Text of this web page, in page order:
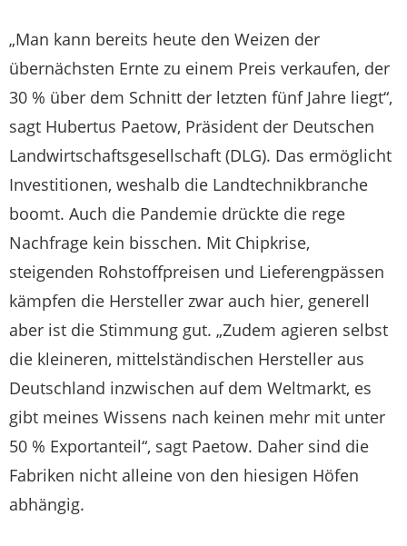
„Man kann bereits heute den Weizen der
übernächsten Ernte zu einem Preis verkaufen, der
30 % über dem Schnitt der letzten fünf Jahre liegt“,
sagt Hubertus Paetow, Präsident der Deutschen
Landwirtschaftsgesellschaft (DLG). Das ermöglicht
Investitionen, weshalb die Landtechnikbranche
boomt. Auch die Pandemie drückte die rege
Nachfrage kein bisschen. Mit Chipkrise,
steigenden Rohstoffpreisen und Lieferengpässen
kämpfen die Hersteller zwar auch hier, generell
aber ist die Stimmung gut. „Zudem agieren selbst
die kleineren, mittelständischen Hersteller aus
Deutschland inzwischen auf dem Weltmarkt, es
gibt meines Wissens nach keinen mehr mit unter
50 % Exportanteil“, sagt Paetow. Daher sind die
Fabriken nicht alleine von den hiesigen Höfen
abhängig.